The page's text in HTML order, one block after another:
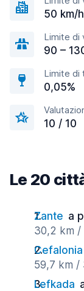
50 km/
Limite di
90 –
Limite di
0,05%
10 / 10
Le 20
Zante a
30,2 km /
Cefalonia
59,7 km /
Lefkada